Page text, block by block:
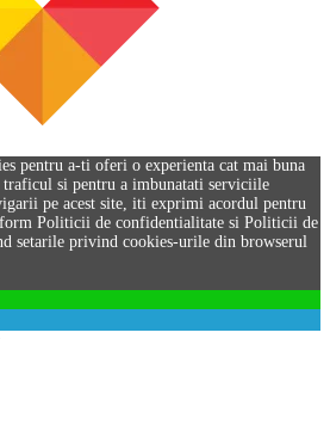
pentru a-ti oferi o experienta cat mai buna
traficul si pentru a imbunatati serviciile
pe acest site, iti exprimi acordul pentru
Politicii de confidentialitate si Politicii de
setarile privind cookies-urile din browserul